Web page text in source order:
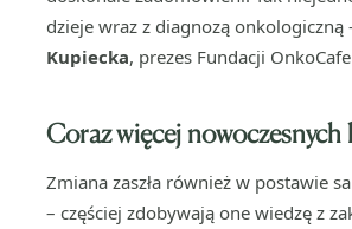
dzieje wraz z diagnozą onkologiczną
Kupiecka, prezes Fundacji
Coraz więcej nowoczesnych
Zmiana zaszła również w postawie
– częściej zdobywają one wiedzę z